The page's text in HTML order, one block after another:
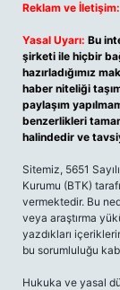
Reklam ve İletişim:
Yasal Uyarı: Bu
şirketi ile hiçbir
hazırladığımız
haber niteliği
paylaşım
benzerlikleri
halindedir ve
Sitemiz, 5651
Kurumu (BTK)
vermektedir. Bu
veya araştırma
yazdıkları
bu sorumluluğu
Hukuka ve yasal